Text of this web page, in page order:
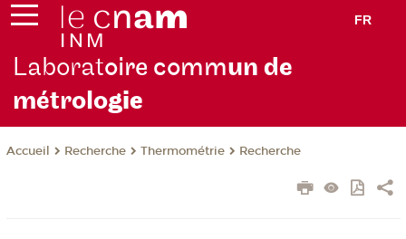
FR
Laboratoire commun de
métrologie
Accueil Recherche Thermométrie Recherche